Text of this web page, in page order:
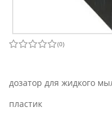
(0)
дозатор для жидкого
пластик